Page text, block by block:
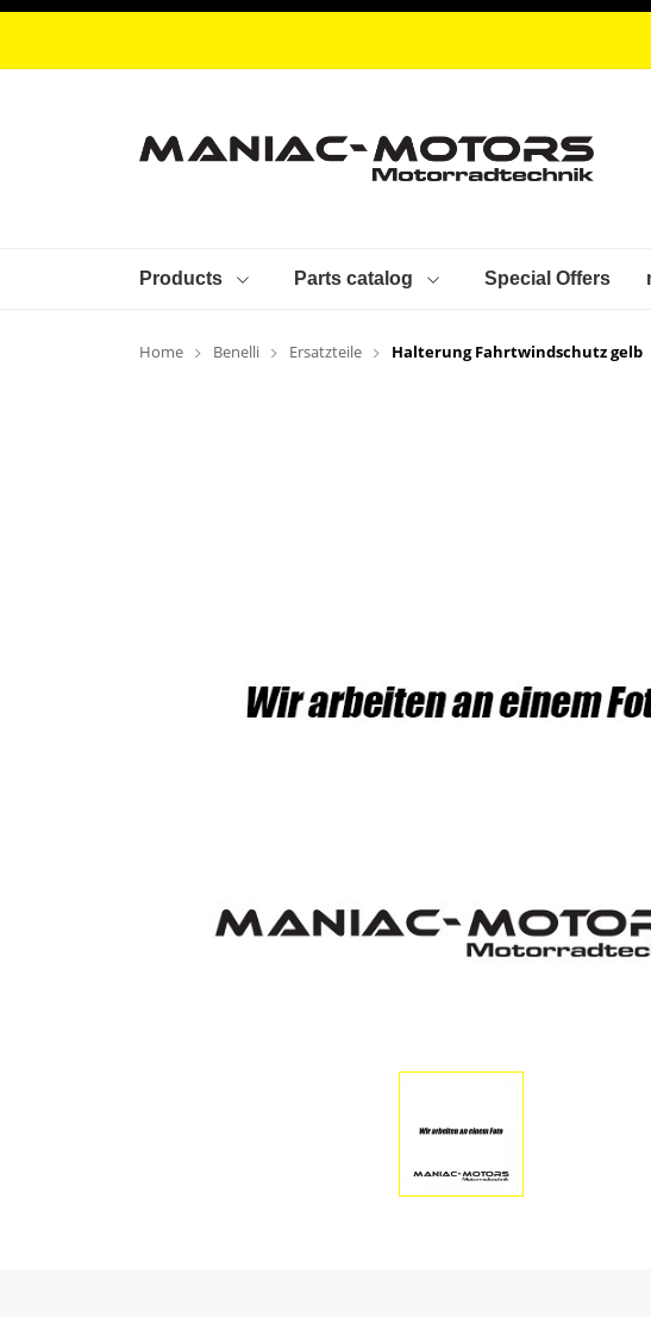
Products Parts catalog Special Offers
Home Benelli Ersatzteile Halterung Fahrtwindschutz gelb